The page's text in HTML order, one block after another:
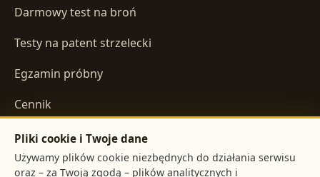
Darmowy test na broń
Testy na patent strzelecki
Egzamin próbny
Cennik
INFORMACJE
Pliki cookie i Twoje dane
Używamy plików cookie niezbędnych do działania serwisu
oraz – za Twoją zgodą – plików analitycznych i